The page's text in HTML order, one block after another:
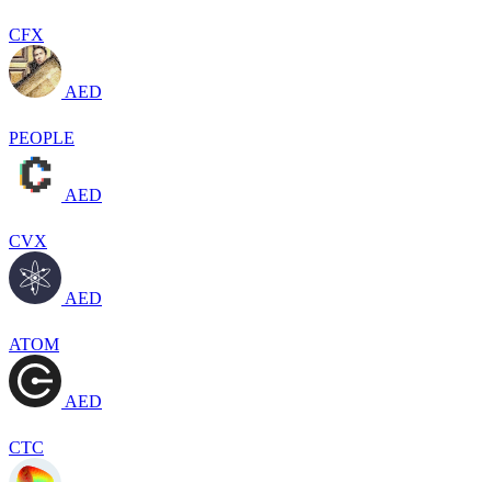
CFX
AED
PEOPLE
AED
CVX
AED
ATOM
AED
CTC